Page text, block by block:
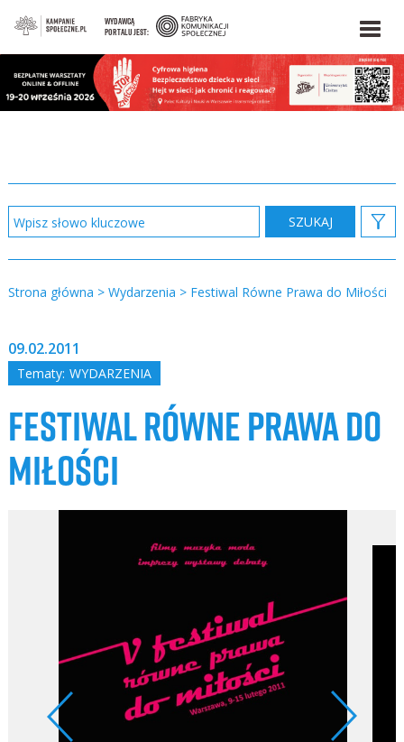
WYDAWCĄ
PORTALU JEST:
Strona główna > Wydarzenia > Festiwal Równe Prawa do Miłości
09.02.2011
Tematy: WYDARZENIA
FESTIWAL RÓWNE PRAWA DO
MIŁOŚCI